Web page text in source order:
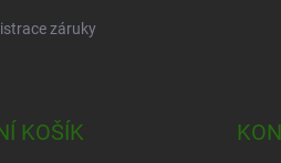
záruky
KOŠÍK